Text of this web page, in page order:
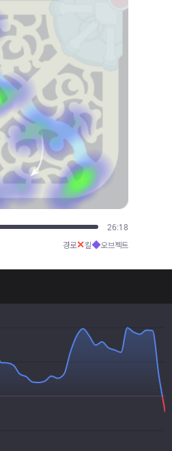
28:09
경로✕킬◆오브젝트